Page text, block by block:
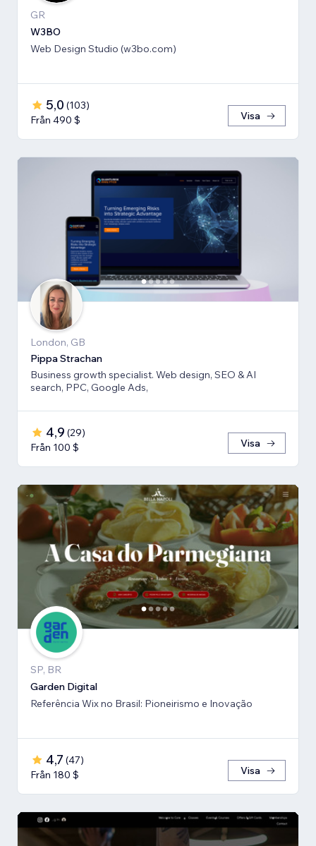
GR
W3BO
Web Design Studio (w3bo.com)
5,0 (103)
Från 490 $
Visa
London, GB
Pippa Strachan
Business growth specialist. Web design, SEO & AI
search, PPC, Google Ads,
4,9 (29)
Från 100 $
Visa
SP, BR
Garden Digital
Referência Wix no Brasil: Pioneirismo e Inovação
4,7 (47)
Från 180 $
Visa